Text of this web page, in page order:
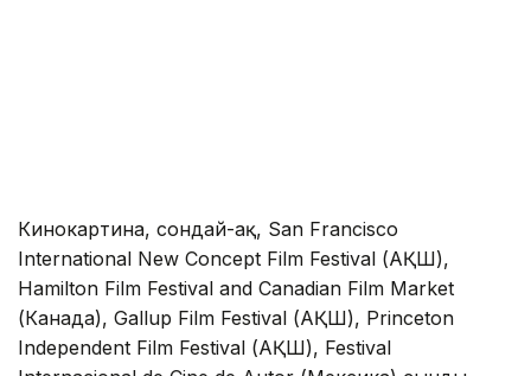
Кинокартина, сондай-ақ, San Francisco
International New Concept Film Festival (АҚШ),
Hamilton Film Festival and Canadian Film Market
(Канада), Gallup Film Festival (АҚШ), Princeton
Independent Film Festival (АҚШ), Festival